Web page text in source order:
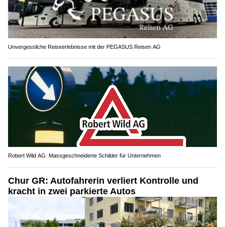
Unvergessliche Reiseerlebnisse mit der PEGASUS Reisen AG
Robert Wild AG: Massgeschneiderte Schilder für Unternehmen
Chur GR: Autofahrerin verliert Kontrolle und
kracht in zwei parkierte Autos